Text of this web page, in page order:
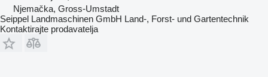
Njemačka, Gross-Umstadt
Seippel Landmaschinen GmbH Land-, Forst- und Gartentechnik
Kontaktirajte prodavatelja